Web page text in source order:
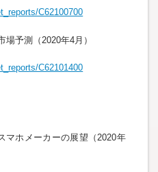
C62100700
予測（2020年4月）
C62101400
マホメーカーの展望（2020年